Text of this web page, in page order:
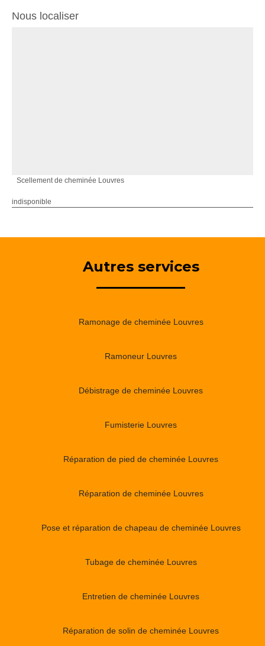
Nous localiser
Scellement de cheminée Louvres
indisponible
Autres services
Ramonage de cheminée Louvres
Ramoneur Louvres
Débistrage de cheminée Louvres
Fumisterie Louvres
Réparation de pied de cheminée Louvres
Réparation de cheminée Louvres
Pose et réparation de chapeau de cheminée Louvres
Tubage de cheminée Louvres
Entretien de cheminée Louvres
Réparation de solin de cheminée Louvres